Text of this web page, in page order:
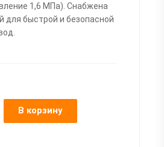
1,6 МПа). Снабжена
для быстрой и безопасной
В корзину